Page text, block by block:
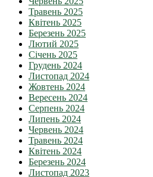
Травень 2025
Квітень 2025
Березень 2025
Лютий 2025
Січень 2025
Грудень 2024
Листопад 2024
Жовтень 2024
Вересень 2024
Серпень 2024
Липень 2024
Червень 2024
Травень 2024
Квітень 2024
Березень 2024
Листопад 2023